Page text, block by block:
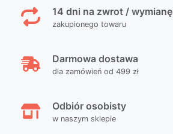
14 dni na zwrot / wymianę
zakupionego towaru
Darmowa dostawa
dla zamówień od 499 zł
Odbiór osobisty
w naszym sklepie